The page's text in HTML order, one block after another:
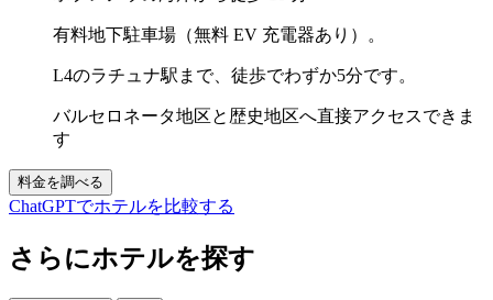
有料地下駐車場（無料 EV 充電器あり）。
L4のラチュナ駅まで、徒歩でわずか5分です。
バルセロネータ地区と歴史地区へ直接アクセスできま
す
料金を調べる
ChatGPTでホテルを比較する
さらにホテルを探す